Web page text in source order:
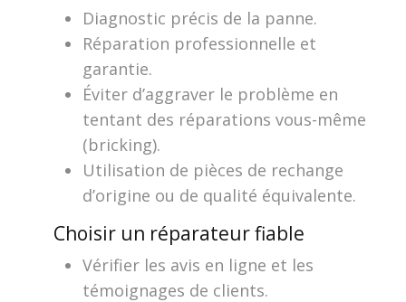
Diagnostic précis de la panne.
Réparation professionnelle et
garantie.
Éviter d’aggraver le problème en
tentant des réparations vous-même
(bricking).
Utilisation de pièces de rechange
d’origine ou de qualité équivalente.
Choisir un réparateur fiable
Vérifier les avis en ligne et les
témoignages de clients.